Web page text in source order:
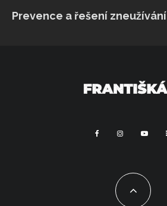
Prevence a řešení zneužívání